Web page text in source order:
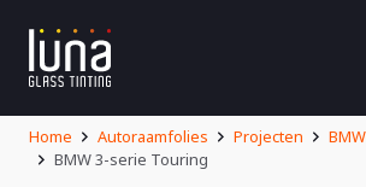
Home Autoraamfolies Projecten
BMW
BMW 3-serie Touring